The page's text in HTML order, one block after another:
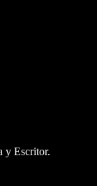
y Escritor.